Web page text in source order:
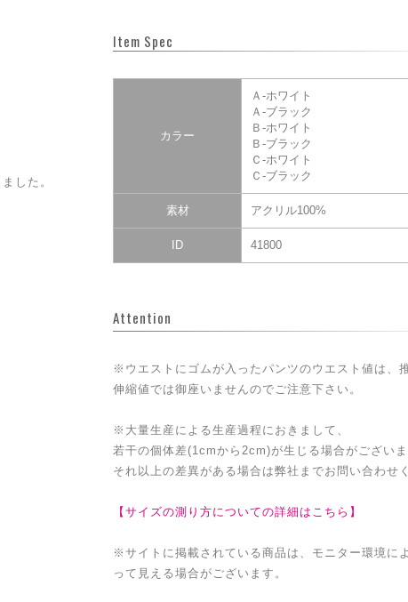
した。
Item Spec
カラー
Ａ-ホワイト
Ａ-ブラック
Ｂ-ホワイト
Ｂ-ブラック
Ｃ-ホワイト
Ｃ-ブラック
素材 アクリル100%
ID 41800
Attention
※ウエストにゴムが入ったパンツのウエスト値は、
伸縮値では御座いませんのでご注意下さい。
※大量生産による生産過程におきまして、
若干の個体差(1cmから2cm)が生じる場合がございま
それ以上の差異がある場合は弊社までお問い合わせ
【サイズの測り方についての詳細はこちら】
※サイトに掲載されている商品は、モニター環境に
って見える場合がございます。